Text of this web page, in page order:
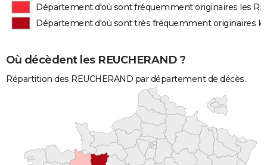
Département d'où sont fréquemment originaires les
Département d'où sont très fréquemment originaires
Où décèdent les REUCHERAND ?
Répartition des REUCHERAND par département de décès.